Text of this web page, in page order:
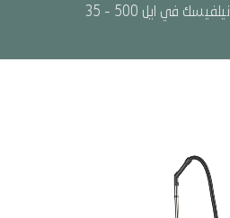
نيلفيسك في ايل 500 - 35